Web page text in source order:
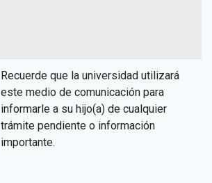
Recuerde que la universidad utilizará
este medio de comunicación para
informarle a su hijo(a) de cualquier
trámite pendiente o información
importante.